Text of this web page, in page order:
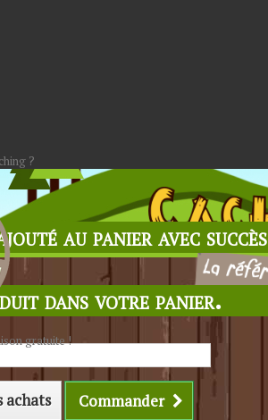
?
au panier avec succès
dans votre panier.
gratuite !
achats Commander